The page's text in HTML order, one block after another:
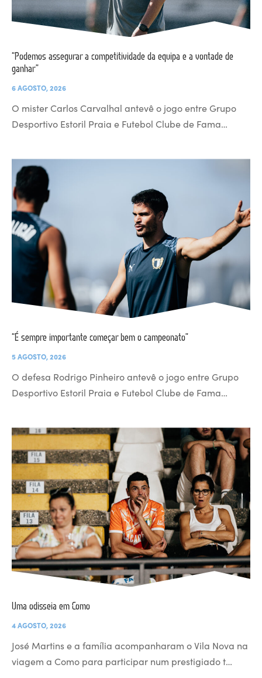
“Podemos assegurar a competitividade da equipa e a vontade de
ganhar”
6 AGOSTO, 2026
O mister Carlos Carvalhal antevê o jogo entre Grupo
Desportivo Estoril Praia e Futebol Clube de Fama…
“É sempre importante começar bem o campeonato”
5 AGOSTO, 2026
O defesa Rodrigo Pinheiro antevê o jogo entre Grupo
Desportivo Estoril Praia e Futebol Clube de Fama…
Uma odisseia em Como
4 AGOSTO, 2026
José Martins e a família acompanharam o Vila Nova na
viagem a Como para participar num prestigiado t…